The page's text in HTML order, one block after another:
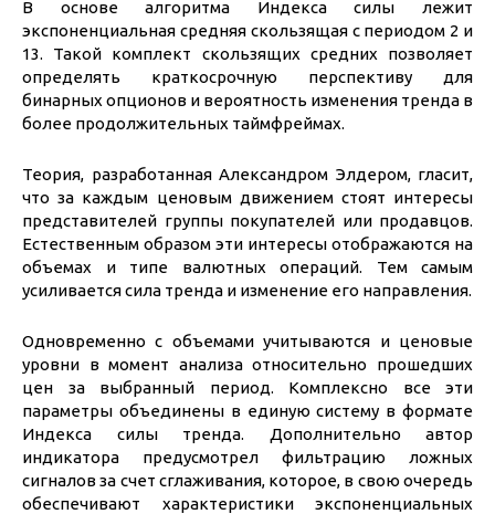
В основе алгоритма Индекса силы лежит
экспоненциальная средняя скользящая с периодом 2 и
13. Такой комплект скользящих средних позволяет
определять краткосрочную перспективу для
бинарных опционов и вероятность изменения тренда в
более продолжительных таймфреймах.
Теория, разработанная Александром Элдером, гласит,
что за каждым ценовым движением стоят интересы
представителей группы покупателей или продавцов.
Естественным образом эти интересы отображаются на
объемах и типе валютных операций. Тем самым
усиливается сила тренда и изменение его направления.
Одновременно с объемами учитываются и ценовые
уровни в момент анализа относительно прошедших
цен за выбранный период. Комплексно все эти
параметры объединены в единую систему в формате
Индекса силы тренда. Дополнительно автор
индикатора предусмотрел фильтрацию ложных
сигналов за счет сглаживания, которое, в свою очередь
обеспечивают характеристики экспоненциальных